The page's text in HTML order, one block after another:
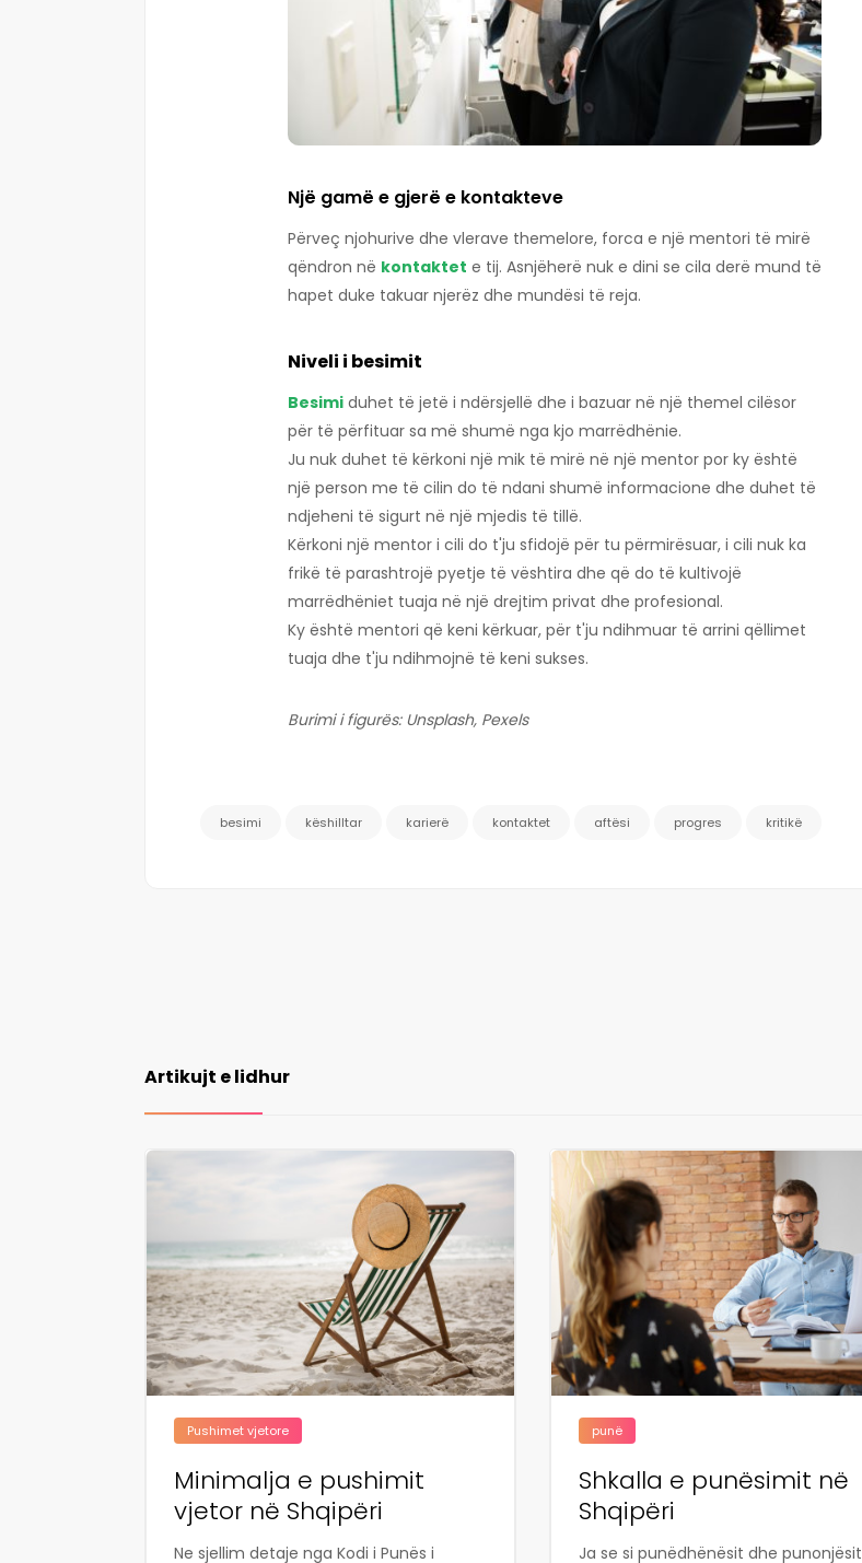
Një gamë e gjerë e kontakteve
Përveç njohurive dhe vlerave themelore, forca e një mentori të mirë
qëndron në kontaktet e tij. Asnjëherë nuk e dini se cila derë mund të
hapet duke takuar njerëz dhe mundësi të reja.
Niveli i besimit
Besimi duhet të jetë i ndërsjellë dhe i bazuar në një themel cilësor
për të përfituar sa më shumë nga kjo marrëdhënie.
Ju nuk duhet të kërkoni një mik të mirë në një mentor por ky është
një person me të cilin do të ndani shumë informacione dhe duhet të
ndjeheni të sigurt në një mjedis të tillë.
Kërkoni një mentor i cili do t'ju sfidojë për tu përmirësuar, i cili nuk ka
frikë të parashtrojë pyetje të vështira dhe që do të kultivojë
marrëdhëniet tuaja në një drejtim privat dhe profesional.
Ky është mentori që keni kërkuar, për t'ju ndihmuar të arrini qëllimet
tuaja dhe t'ju ndihmojnë të keni sukses.
Burimi i figurës: Unsplash, Pexels
besimi këshilltar karierë kontaktet aftësi progres kritikë
Artikujt e lidhur
Pushimet vjetore
Minimalja e pushimit
vjetor në Shqipëri
Ne sjellim detaje nga Kodi i Punës i
punë
Shkalla e punësimit në
Shqipëri
Ja se si punëdhënësit dhe punonjësit